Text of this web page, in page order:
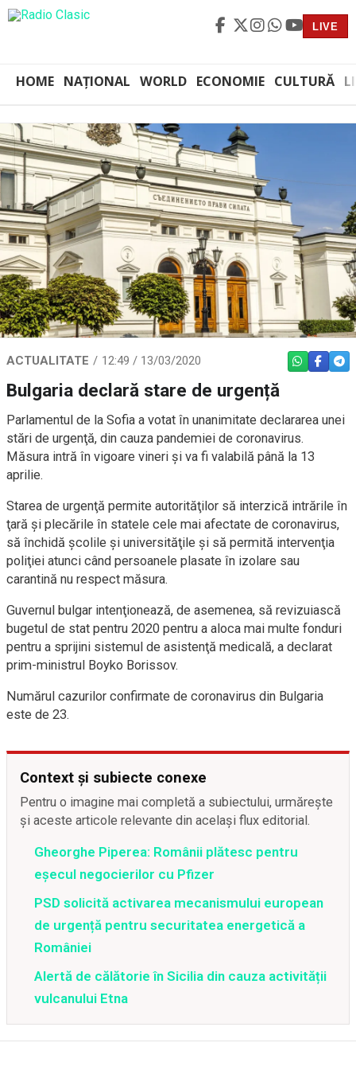
LIVE
HOME NAȚIONAL WORLD ECONOMIE CULTURĂ
ACTUALITATE 12:49 / 13/03/2020 WHATSAPP
Bulgaria declară stare de urgență
Parlamentul de la Sofia a votat în unanimitate declararea unei
stări de urgenţă, din cauza pandemiei de coronavirus.
Măsura intră în vigoare vineri şi va fi valabilă până la 13
aprilie.
Starea de urgenţă permite autorităţilor să interzică intrările în
ţară şi plecările în statele cele mai afectate de coronavirus,
să închidă şcolile şi universităţile şi să permită intervenţia
poliţiei atunci când persoanele plasate în izolare sau
carantină nu respect măsura.
Guvernul bulgar intenţionează, de asemenea, să revizuiască
bugetul de stat pentru 2020 pentru a aloca mai multe fonduri
pentru a sprijini sistemul de asistenţă medicală, a declarat
prim-ministrul Boyko Borissov.
Numărul cazurilor confirmate de coronavirus din Bulgaria
este de 23.
Context și subiecte conexe
Pentru o imagine mai completă a subiectului, urmărește
și aceste articole relevante din același flux editorial.
Gheorghe Piperea: Românii plătesc pentru
eșecul negocierilor cu Pfizer
PSD solicită activarea mecanismului european
de urgență pentru securitatea energetică a
României
Alertă de călătorie în Sicilia din cauza activității
vulcanului Etna